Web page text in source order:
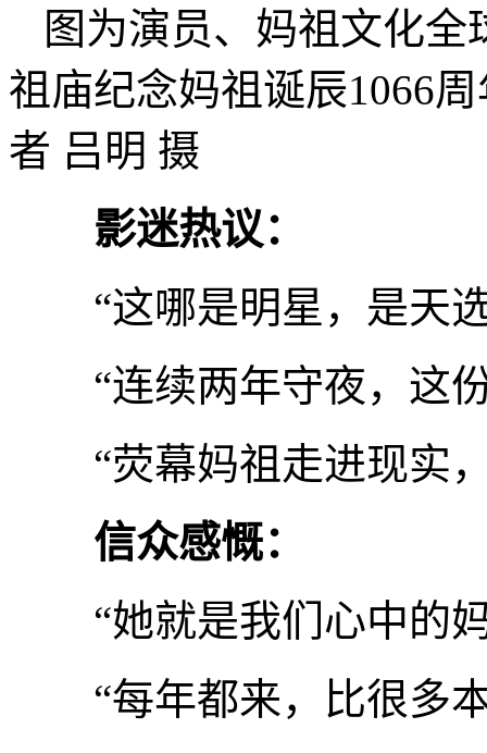
图为演员、妈祖文化
祖庙纪念妈祖诞辰1066
者 吕明 摄
影迷热议：
“这哪是明星，是天选
“连续两年守夜，这份
“荧幕妈祖走进现实，
信众感慨：
“她就是我们心中的妈
“每年都来，比很多本